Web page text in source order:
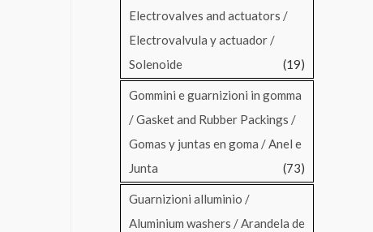
Electrovalves and actuators /
Electrovalvula y actuador /
Solenoide
(19)
Gommini e guarnizioni in gomma
/ Gasket and Rubber Packings /
Gomas y juntas en goma / Anel e
Junta
(73)
Guarnizioni alluminio /
Aluminium washers / Arandela de